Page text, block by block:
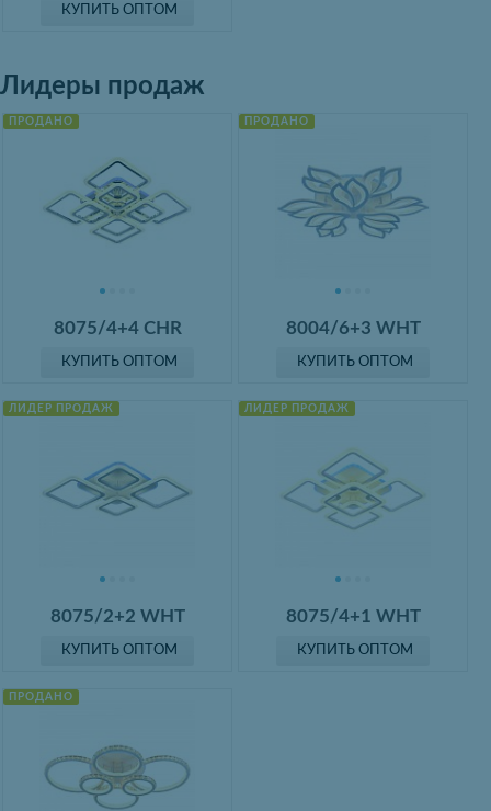
КУПИТЬ ОПТОМ
Лидеры продаж
ПРОДАНО
8075/4+4 CHR
КУПИТЬ ОПТОМ
ПРОДАНО
8004/6+3 WHT
КУПИТЬ ОПТОМ
ЛИДЕР ПРОДАЖ
8075/2+2 WHT
КУПИТЬ ОПТОМ
ЛИДЕР ПРОДАЖ
8075/4+1 WHT
КУПИТЬ ОПТОМ
ПРОДАНО